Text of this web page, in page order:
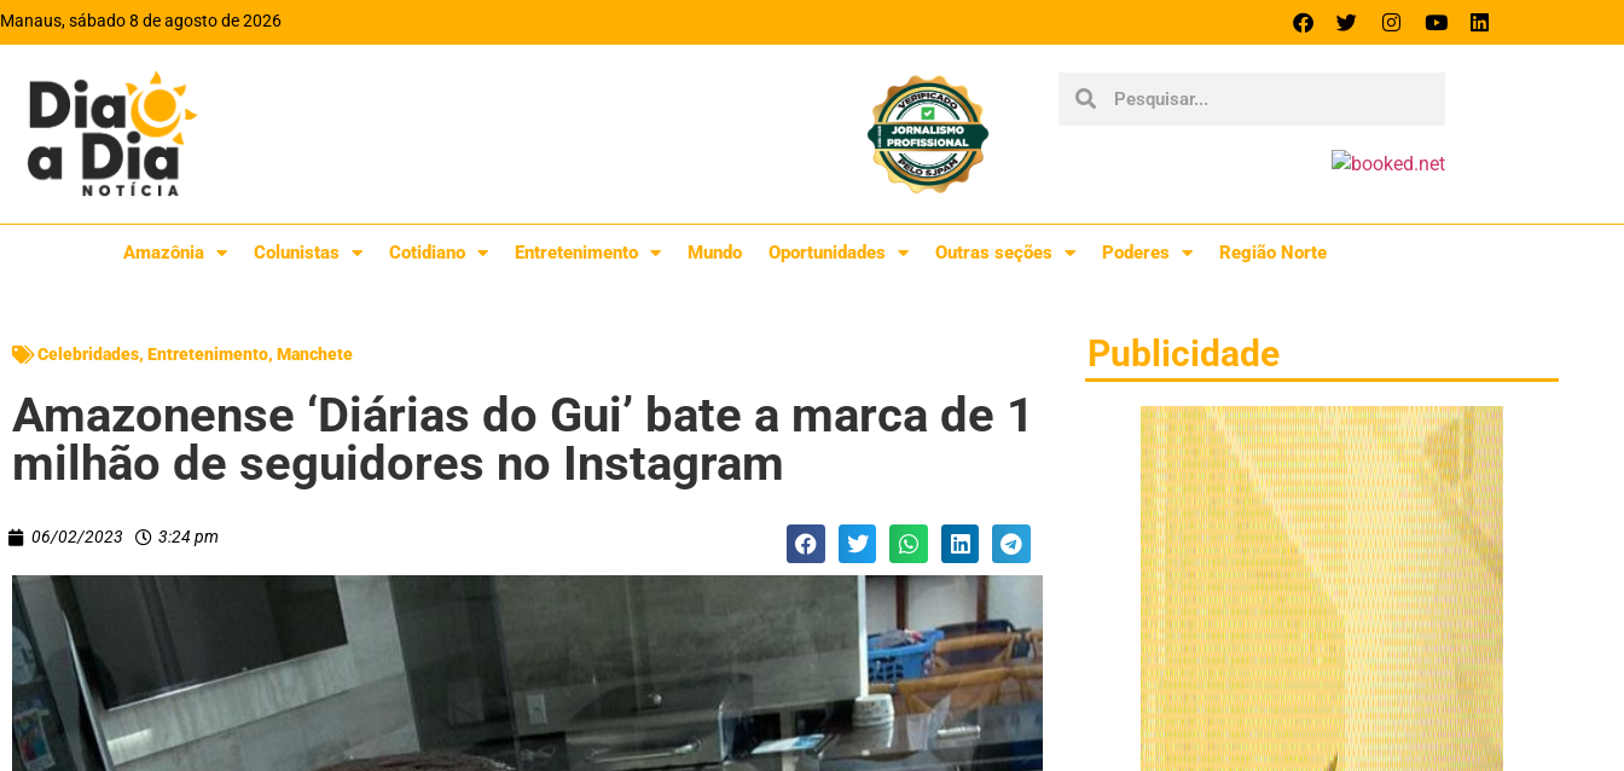
Manaus, sábado 8 de agosto de 2026
Amazônia Colunistas Cotidiano Entretenimento Mundo Oportunidades Outras seções Poderes Região Norte
Celebridades, Entretenimento, Manchete
Amazonense ‘Diárias do Gui’ bate a marca de 1
milhão de seguidores no Instagram
06/02/2023 3:24 pm
Publicidade